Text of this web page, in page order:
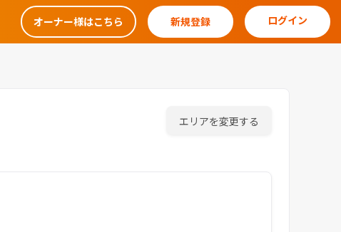
オーナー様はこちら 新規登録 ログイン
エリアを変更する